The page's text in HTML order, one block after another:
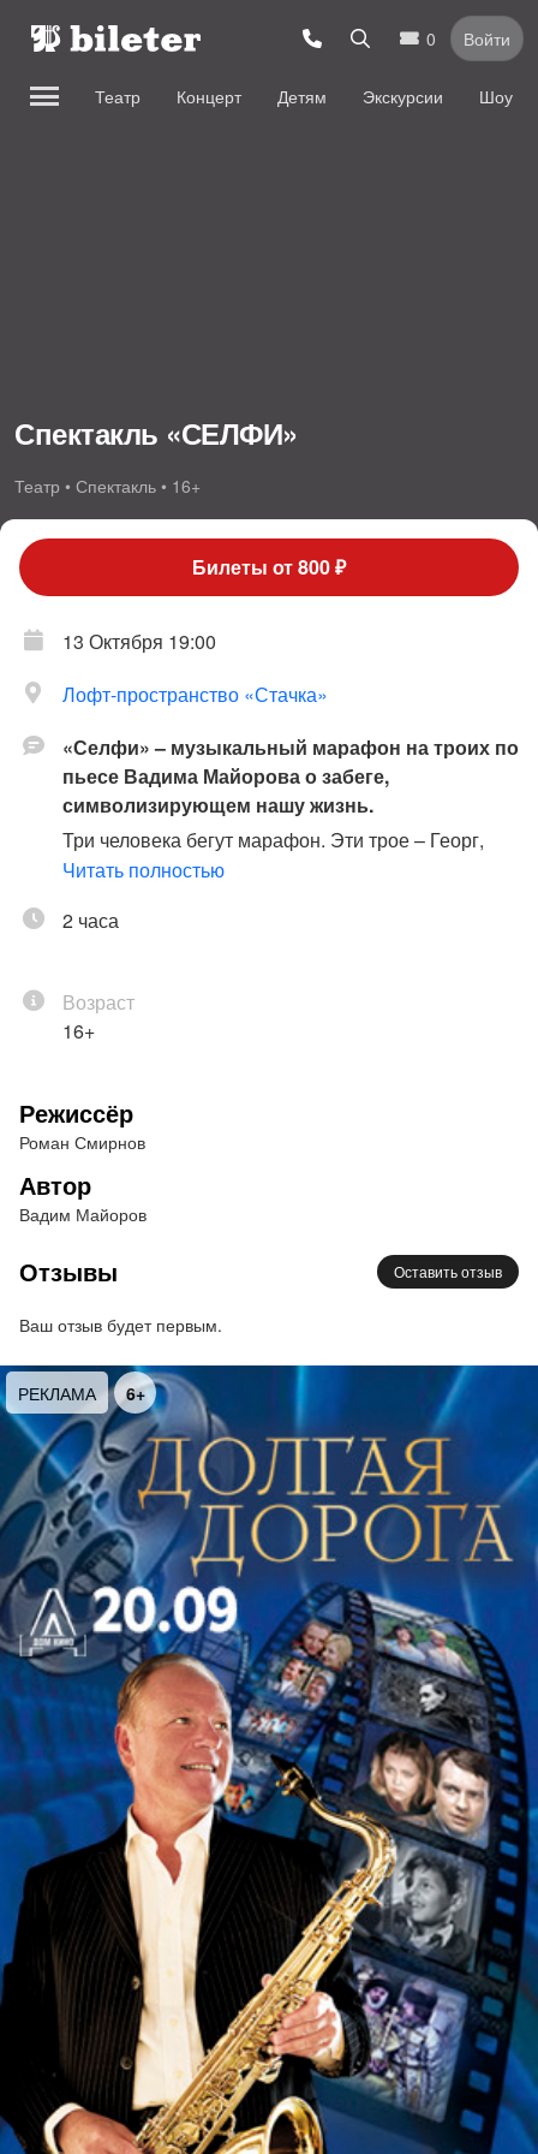
0 Войти
Театр Концерт Детям Экскурсии Шоу
Спектакль «СЕЛФИ»
Театр • Спектакль • 16+
Билеты от 800 ₽
13 Октября 19:00
Лофт-пространство «Стачка»
«Селфи» – музыкальный марафон на троих по
пьесе Вадима Майорова о забеге,
символизирующем нашу жизнь.
Три человека бегут марафон. Эти трое – Георг,
Гоша и Георгий Георгиевич. Все остальные
дистанции. Повороты и зигзаги на пути бегунов
свой собственный, и далеко не сразу понимаешь,
кто и каким образом оказался с тобою рядом.
Читать полностью
2 часа
Возраст
16+
Режиссёр
Роман Смирнов
Автор
Вадим Майоров
Отзывы Оставить отзыв
Ваш отзыв будет первым.
РЕКЛАМА 6+